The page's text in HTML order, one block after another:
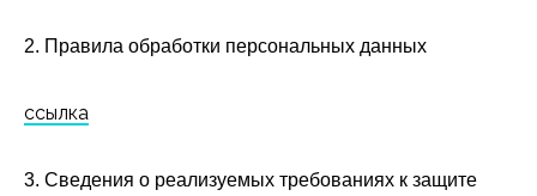
2. Правила обработки персональных данных
ссылка
3. Сведения о реализуемых требованиях к защите